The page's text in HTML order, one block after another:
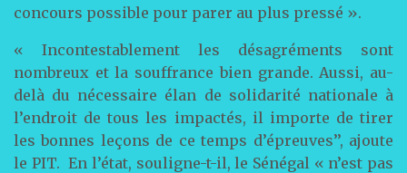
concours possible pour parer au plus pressé ».
« Incontestablement les désagréments sont
nombreux et la souffrance bien grande. Aussi, au-
delà du nécessaire élan de solidarité nationale à
l’endroit de tous les impactés, il importe de tirer
les bonnes leçons de ce temps d’épreuves’’, ajoute
le PIT. En l’état, souligne-t-il, le Sénégal « n’est pas